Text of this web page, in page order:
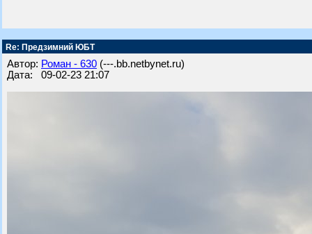
Re: Предзимний ЮБТ
Автор: Роман - 630 (---.bb.netbynet.ru)
Дата: 09-02-23 21:07